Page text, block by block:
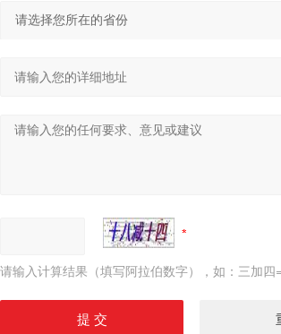
请输入计算结果（填写阿拉伯数字），如：三加四